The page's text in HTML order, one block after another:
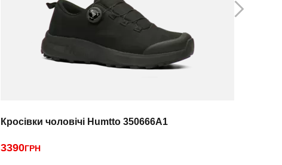
Кросівки чоловічі Humtto 350666A1
3390ГРН